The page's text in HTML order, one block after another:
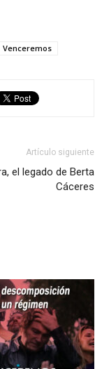
Venceremos
Artículo siguiente
el legado de Berta
Cáceres